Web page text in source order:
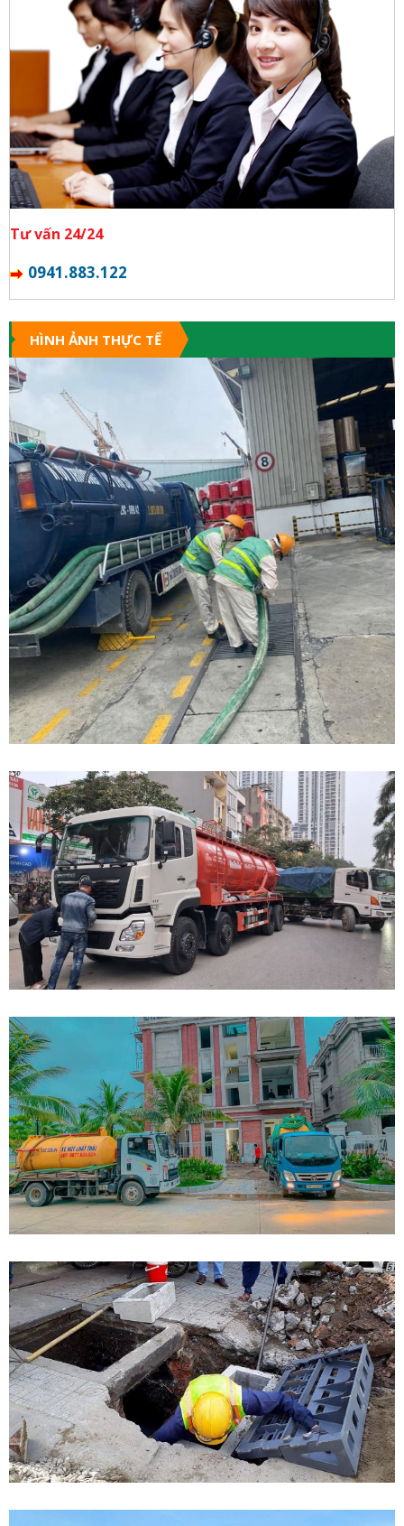
Tư vấn 24/24
0941.883.122
HÌNH ẢNH THỰC TẾ